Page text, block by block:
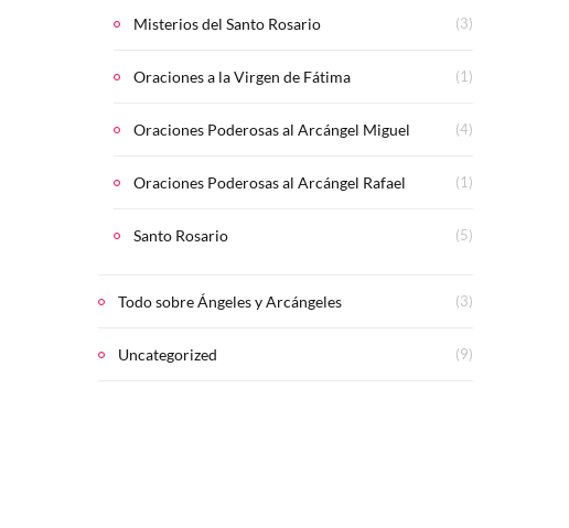
Misterios del Santo Rosario (3)
Oraciones a la Virgen de Fátima (1)
Oraciones Poderosas al Arcángel Miguel (4)
Oraciones Poderosas al Arcángel Rafael (1)
Santo Rosario (5)
Todo sobre Ángeles y Arcángeles (3)
Uncategorized (9)